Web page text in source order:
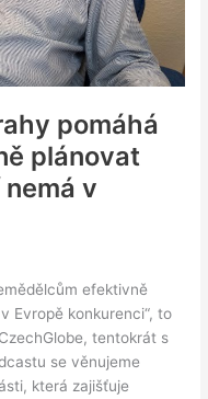
pomáhá
plánovat
v
efektivně
Evropě konkurenci“, to
tentokrát s
se věnujeme
která zajišťuje